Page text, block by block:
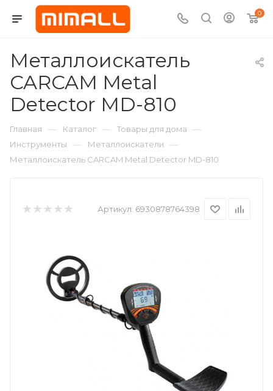
0
Металлоискатель
CARCAM Metal
Detector MD-810
Главная — Каталог — Товары для дома —
Инструменты — Металлоискатели —
Металлоискатель CARCAM Metal Detector MD-810
Артикул: 6930878764398